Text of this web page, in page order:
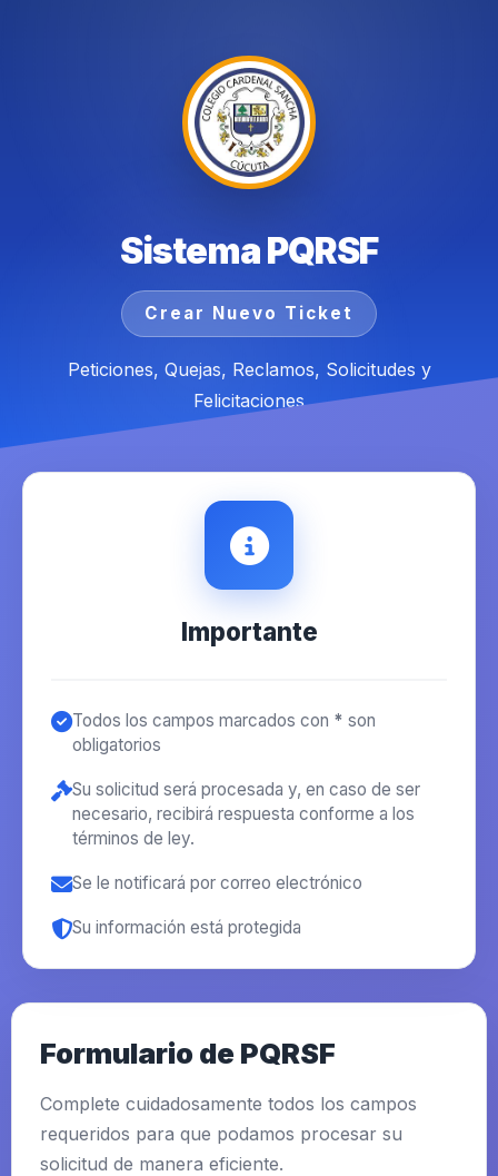
Sistema PQRSF
Crear Nuevo Ticket
Peticiones, Quejas, Reclamos, Solicitudes y
Felicitaciones
Importante
Todos los campos marcados con * son
obligatorios
Su solicitud será procesada y, en caso de ser
necesario, recibirá respuesta conforme a los
términos de ley.
Se le notificará por correo electrónico
Su información está protegida
Formulario de PQRSF
Complete cuidadosamente todos los campos
requeridos para que podamos procesar su
solicitud de manera eficiente.